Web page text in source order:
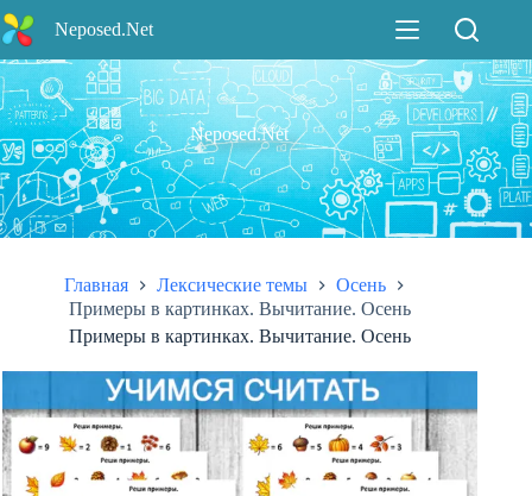
Перейти
к
сути
Neposed.Net
Neposed.Net
Главная Лексические темы
Осень
Примеры в картинках. Вычитание. Осень
Примеры в картинках. Вычитание. Осень